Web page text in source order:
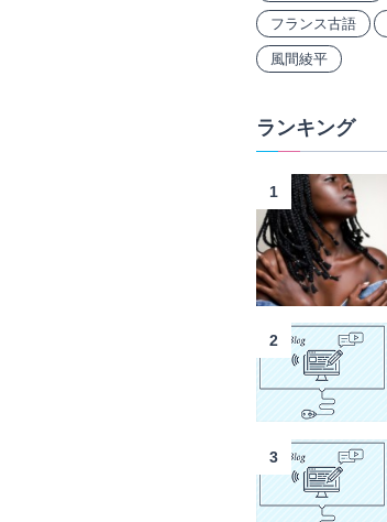
フランス古語
風間綾平
ランキング
1
2
3